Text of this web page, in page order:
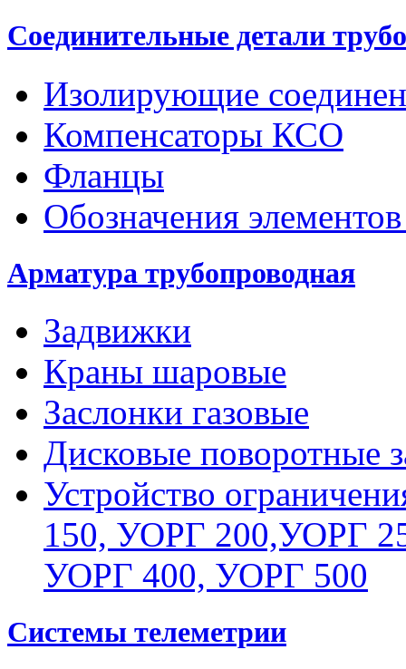
Соединительные детали
Изолирующие
Компенсаторы КСО
Фланцы
Обозначения
Арматура трубопроводная
Задвижки
Краны шаровые
Заслонки газовые
Дисковые поворотные
Устройство
150, УОРГ 200,УОРГ
УОРГ 400, УОРГ 500
Системы телеметрии